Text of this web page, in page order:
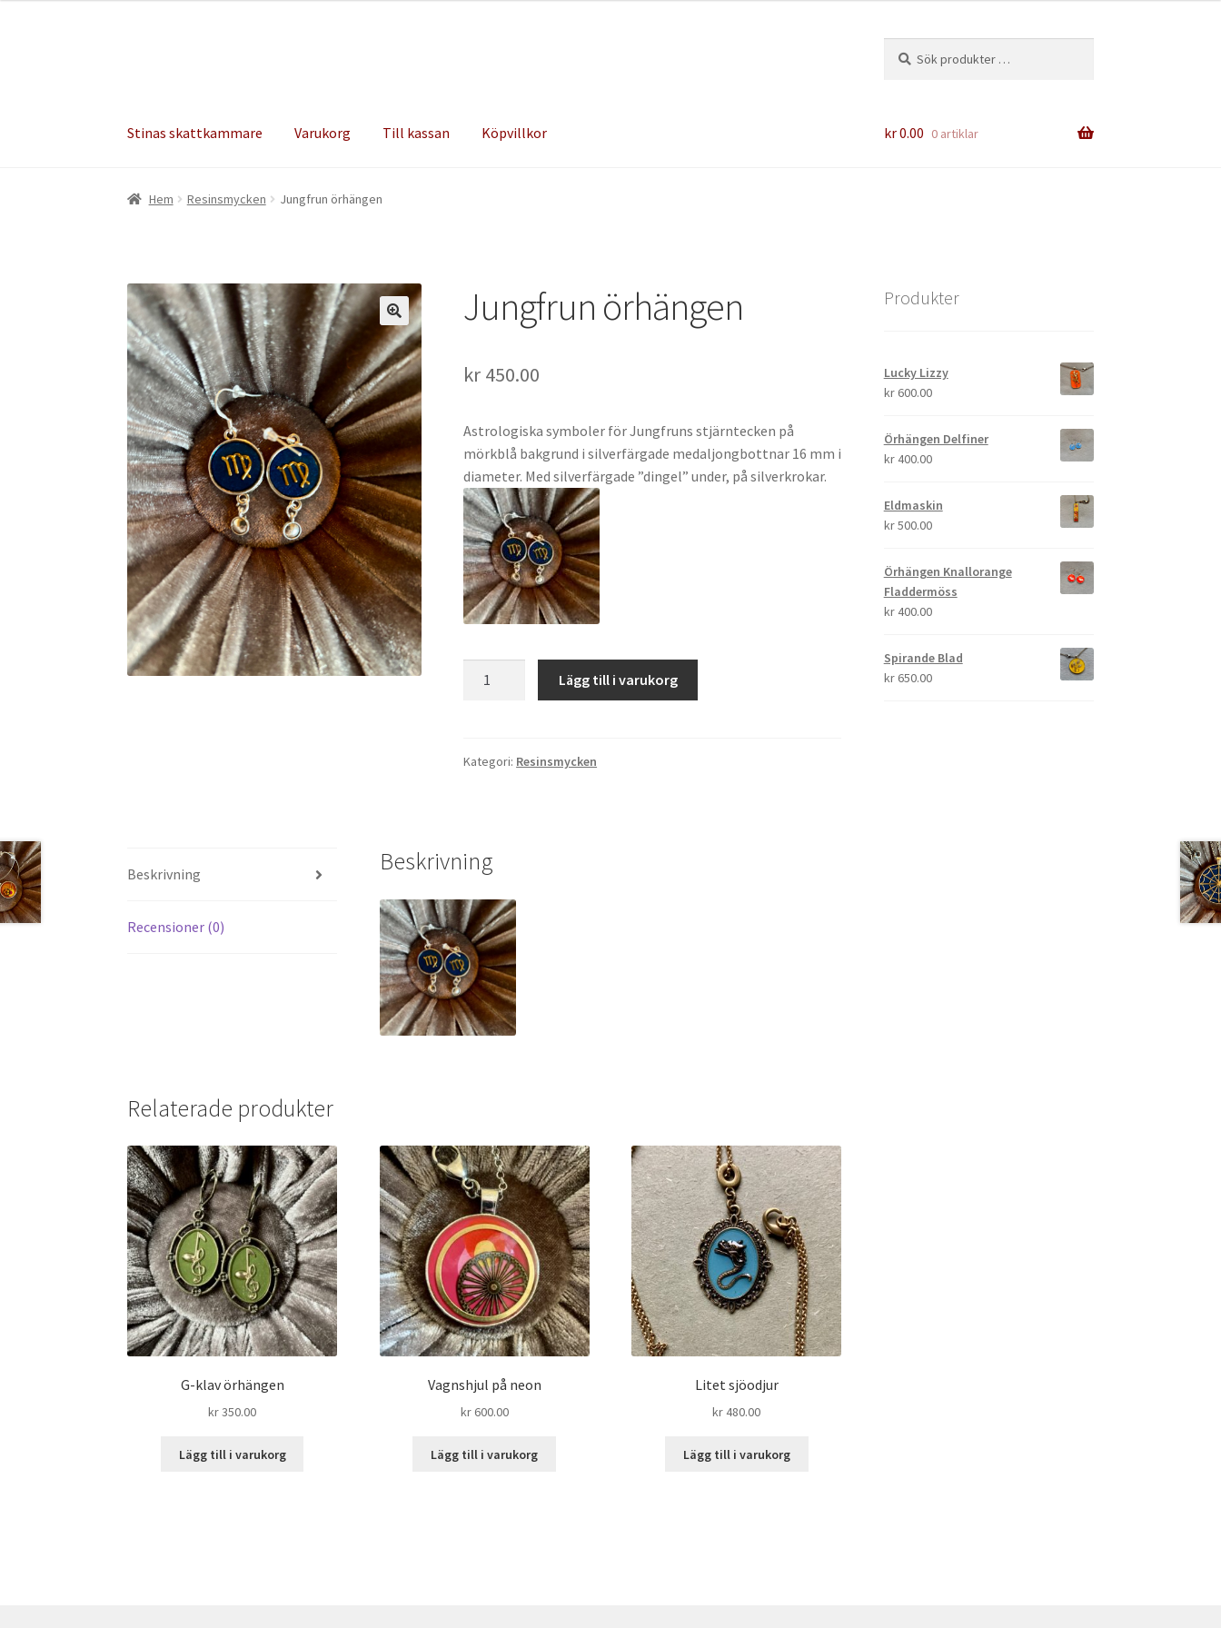
efter:
Stinas skattkammare Varukorg Till kassan Köpvillkor kr0.00 0 artiklar
Hem Resinsmycken Jungfrun örhängen
Jungfrun örhängen
kr 450.00
Astrologiska symboler för Jungfruns stjärntecken på
mörkblå bakgrund i silverfärgade medaljongbottnar 16 mm i
diameter. Med silverfärgade ”dingel” under, på silverkrokar.
Lägg till i varukorg
Kategori: Resinsmycken
Beskrivning
Recensioner (0)
Beskrivning
Relaterade produkter
G-klav örhängen
kr350.00
Lägg till i varukorg
Vagnshjul på neon
kr600.00
Lägg till i varukorg
Litet sjöodjur
kr480.00
Lägg till i varukorg
Produkter
Lucky Lizzy
kr600.00
Örhängen Delfiner
kr400.00
Eldmaskin
kr500.00
Örhängen Knallorange
Fladdermöss
kr400.00
Spirande Blad
kr650.00